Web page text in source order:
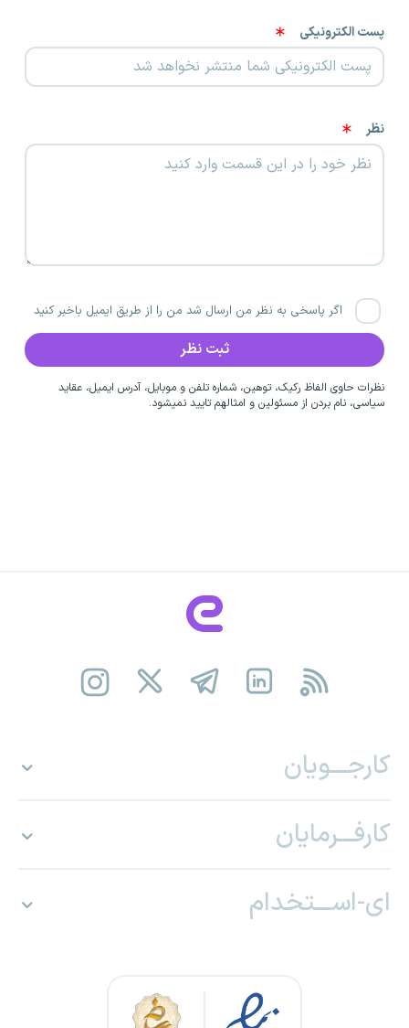
پست الکترونیکی
نظر
اگر پاسخی به نظر من ارسال شد من را از طریق ایمیل باخبر کنید
نظرات حاوی الفاظ رکیک، توهین، شماره تلفن و موبایل، آدرس ایمیل، عقاید
سیاسی، نام بردن از مسئولین و امثالهم تایید نمیشود.
کارجـــویان
کارفـــرمایان
ای-اســـتخدام